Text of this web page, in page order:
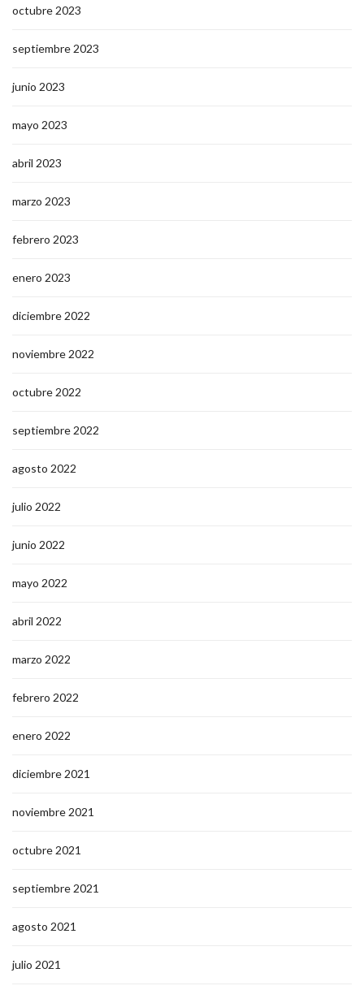
octubre 2023
septiembre 2023
junio 2023
mayo 2023
abril 2023
marzo 2023
febrero 2023
enero 2023
diciembre 2022
noviembre 2022
octubre 2022
septiembre 2022
agosto 2022
julio 2022
junio 2022
mayo 2022
abril 2022
marzo 2022
febrero 2022
enero 2022
diciembre 2021
noviembre 2021
octubre 2021
septiembre 2021
agosto 2021
julio 2021